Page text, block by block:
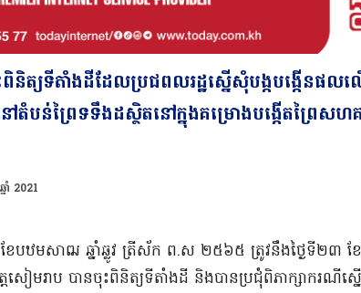
ពិនិត្យ​ទីតាំងដី​ដែលប្រជពលរដ្ឋស្នេីសុំបង្កបង្កេីនផលល
តំបន់ព្រៃទទឹងដស្ថិតនៅក្នុងគម្រោងបង្កេីតព្រៃស
ាំ 2021
ខែបឋមសាឍ​ ឆ្នាំឆ្លូវ​ ត្រីស័ក​ ព.ស​ ២៥៦៥​ ត្រូវនឹងថ្ងៃទី២៣​ ខ
េត្តសៀមរាប​ បានចុះពិនិត្យ​ទីតាំងដី និងបានប្រជុំពិភាក្សាករណីស្